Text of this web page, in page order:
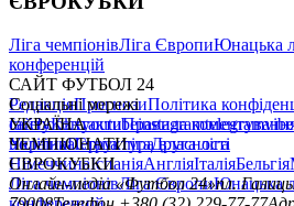
Ліга чемпіонівЛіга ЄвропиЮнацька
конференцій
САЙТ ФУТБОЛ 24
РедакціяПрогнозиПолітика
сайтуКонтактиПравила
політикаСтруктура власності
Соціальні мережі
facebookxyoutubeinstagramtelegram
УКРАЇНА
УкраїнаПерша лігаДруга ліга
ЧЕМПІОНАТИ
НімеччинаІспаніяАнгліяІталіяБельгія
ЄВРОКУБКИ
Ліга чемпіонівЛіга ЄвропиЮнацька
Онлайн-медіа «Футбол 24»пл.